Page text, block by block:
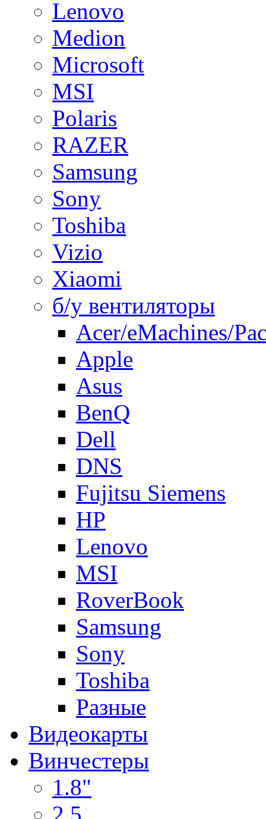
Lenovo
Medion
Microsoft
MSI
Polaris
RAZER
Samsung
Sony
Toshiba
Vizio
Xiaomi
б/у вентиляторы
Acer/eMachines/
Apple
Asus
BenQ
Dell
DNS
Fujitsu Siemens
HP
Lenovo
MSI
RoverBook
Samsung
Sony
Toshiba
Разные
Видеокарты
Винчестеры
1.8"
2,5